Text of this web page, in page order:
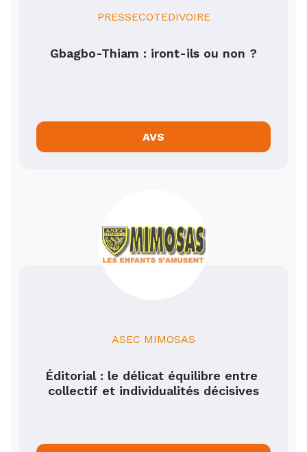
PRESSECOTEDIVOIRE
Gbagbo-Thiam : iront-ils ou non ?
AVS
ASEC MIMOSAS
Éditorial : le délicat équilibre entre
collectif et individualités décisives